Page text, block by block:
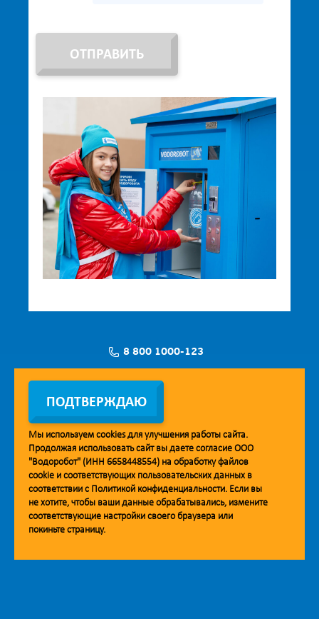
ОТПРАВИТЬ
8 800 1000-123
Заявка на установку
Мобильное приложение Vodorobot
ПОДТВЕРЖДАЮ
Мы используем cookiesдля улучшения работы сайта.
Продолжая использовать сайт вы даете согласие ООО
"Водоробот" (ИНН 6658448554) на обработку файлов
cookie и соответствующих пользовательских данных в
соответствии с Политикой конфиденциальности. Если вы
не хотите, чтобы ваши данные обрабатывались, измените
соответствующие настройки своего браузера или
покиньте страницу.